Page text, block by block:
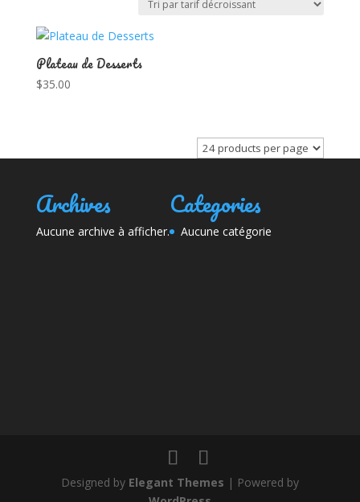
Plateau de Desserts
$35.00
Archives
Aucune archive à afficher.
Categories
Aucune catégorie
Designed by Elegant Themes | Powered by